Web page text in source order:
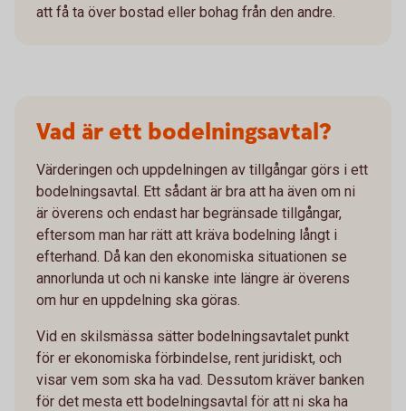
att få ta över bostad eller bohag från den andre.
Vad är ett bodelningsavtal?
Värderingen och uppdelningen av tillgångar görs i ett
bodelningsavtal. Ett sådant är bra att ha även om ni
är överens och endast har begränsade tillgångar,
eftersom man har rätt att kräva bodelning långt i
efterhand. Då kan den ekonomiska situationen se
annorlunda ut och ni kanske inte längre är överens
om hur en uppdelning ska göras.
Vid en skilsmässa sätter bodelningsavtalet punkt
för er ekonomiska förbindelse, rent juridiskt, och
visar vem som ska ha vad. Dessutom kräver banken
för det mesta ett bodelningsavtal för att ni ska ha